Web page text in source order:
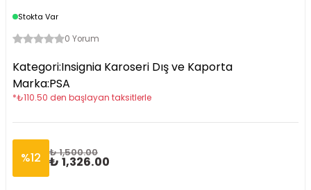
Stokta Var
0 Yorum
Kategori:Insignia Karoseri Dış ve Kaporta
Marka:PSA
*₺110.50 den başlayan taksitlerle
%12 ₺ 1,500.00
₺ 1,326.00